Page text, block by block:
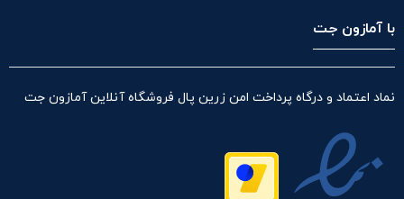
با آمازون جت
نماد اعتماد و درگاه پرداخت امن زرین پال فروشگاه آنلاین آمازون جت